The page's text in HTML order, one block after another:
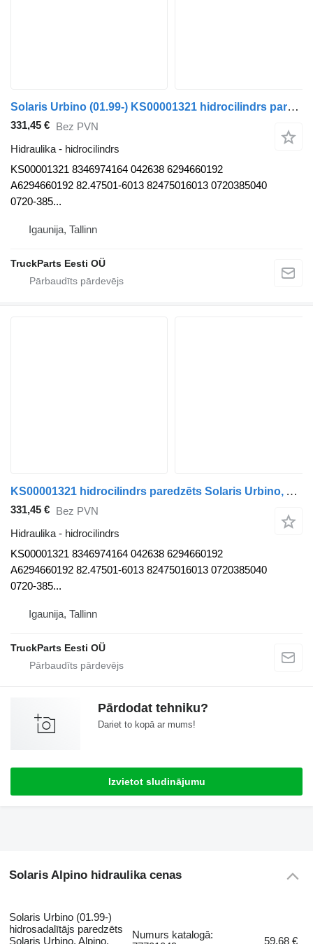
Solaris Urbino (01.99-) KS00001321 hidrocilindrs paredzēts Solaris Urbino, Alpino, Vacanza (1999-) autobusa
331,45 € Bez PVN
Hidraulika - hidrocilindrs
KS00001321 8346974164 042638 6294660192
A6294660192 82.47501-6013 82475016013 0720385040
0720-385...
Igaunija, Tallinn
TruckParts Eesti OÜ
KS00001321 hidrocilindrs paredzēts Solaris Urbino, Alpino, Vacanza (1999-) autobusa
331,45 € Bez PVN
Hidraulika - hidrocilindrs
KS00001321 8346974164 042638 6294660192
A6294660192 82.47501-6013 82475016013 0720385040
0720-385...
Igaunija, Tallinn
TruckParts Eesti OÜ
Pārdodat tehniku?
Dariet to kopā ar mums!
Izvietot sludinājumu
Solaris Alpino hidraulika cenas
Solaris Urbino (01.99-)
hidrosadalītājs paredzēts
Solaris Urbino, Alpino,
Numurs katalogā:
59,68 €